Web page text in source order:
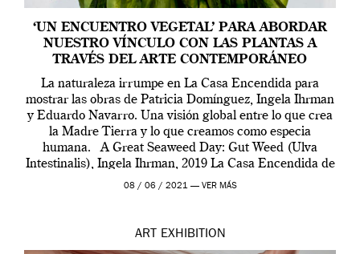
‘UN ENCUENTRO VEGETAL’ PARA ABORDAR
NUESTRO VÍNCULO CON LAS PLANTAS A
TRAVÉS DEL ARTE CONTEMPORÁNEO
La naturaleza irrumpe en La Casa Encendida para
mostrar las obras de Patricia Domínguez, Ingela Ihrman
y Eduardo Navarro. Una visión global entre lo que crea
la Madre Tierra y lo que creamos como especia
humana. A Great Seaweed Day: Gut Weed (Ulva
Intestinalis), Ingela Ihrman, 2019 La Casa Encendida de
Madrid y la Wellcome […]
08 / 06 / 2021 — VER MÁS
ART EXHIBITION